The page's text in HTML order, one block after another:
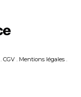
. CGV . Mentions légales .